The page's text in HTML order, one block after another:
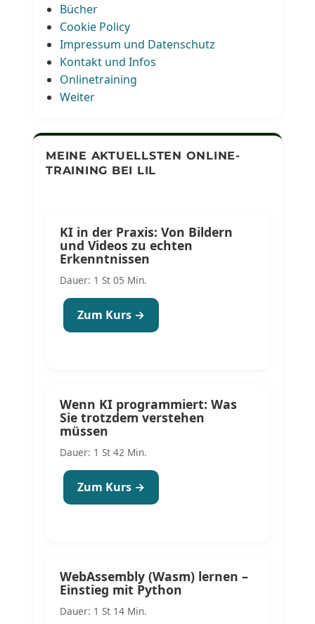
Bücher
Cookie Policy
Impressum und Datenschutz
Kontakt und Infos
Onlinetraining
Weiter
MEINE AKTUELLSTEN ONLINE-
TRAINING BEI LIL
KI in der Praxis: Von Bildern
und Videos zu echten
Erkenntnissen
Dauer: 1 St 05 Min.
Zum Kurs →
Wenn KI programmiert: Was
Sie trotzdem verstehen
müssen
Dauer: 1 St 42 Min.
Zum Kurs →
WebAssembly (Wasm) lernen –
Einstieg mit Python
Dauer: 1 St 14 Min.